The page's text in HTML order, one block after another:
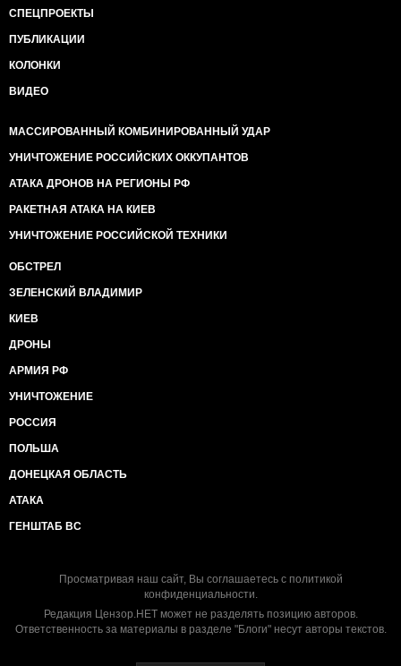
СПЕЦПРОЕКТЫ
ПУБЛИКАЦИИ
КОЛОНКИ
ВИДЕО
МАССИРОВАННЫЙ КОМБИНИРОВАННЫЙ УДАР
УНИЧТОЖЕНИЕ РОССИЙСКИХ ОККУПАНТОВ
АТАКА ДРОНОВ НА РЕГИОНЫ РФ
РАКЕТНАЯ АТАКА НА КИЕВ
УНИЧТОЖЕНИЕ РОССИЙСКОЙ ТЕХНИКИ
ОБСТРЕЛ
ЗЕЛЕНСКИЙ ВЛАДИМИР
КИЕВ
ДРОНЫ
АРМИЯ РФ
УНИЧТОЖЕНИЕ
РОССИЯ
ПОЛЬША
ДОНЕЦКАЯ ОБЛАСТЬ
АТАКА
ГЕНШТАБ ВС
Просматривая наш сайт, Вы соглашаетесь с политикой
конфиденциальности.
Редакция Цензор.НЕТ может не разделять позицию авторов.
Ответственность за материалы в разделе "Блоги" несут авторы текстов.